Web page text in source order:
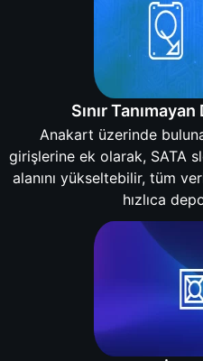
Sınır
Anakart üzerinde
girişlerine ek olarak, SATA
alanını yükseltebilir, tüm
hızlıca